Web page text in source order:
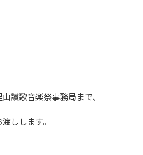
歌音楽祭事務局まで、
しします。